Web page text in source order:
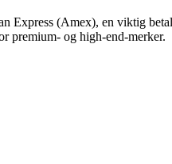
Express (Amex), en viktig
premium- og high-end-merker.